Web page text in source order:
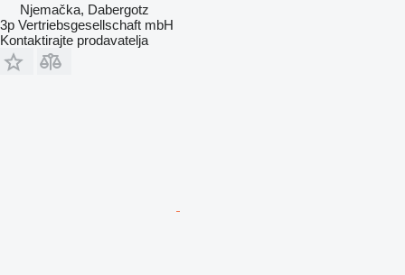
Njemačka, Dabergotz
3p Vertriebsgesellschaft mbH
Kontaktirajte prodavatelja